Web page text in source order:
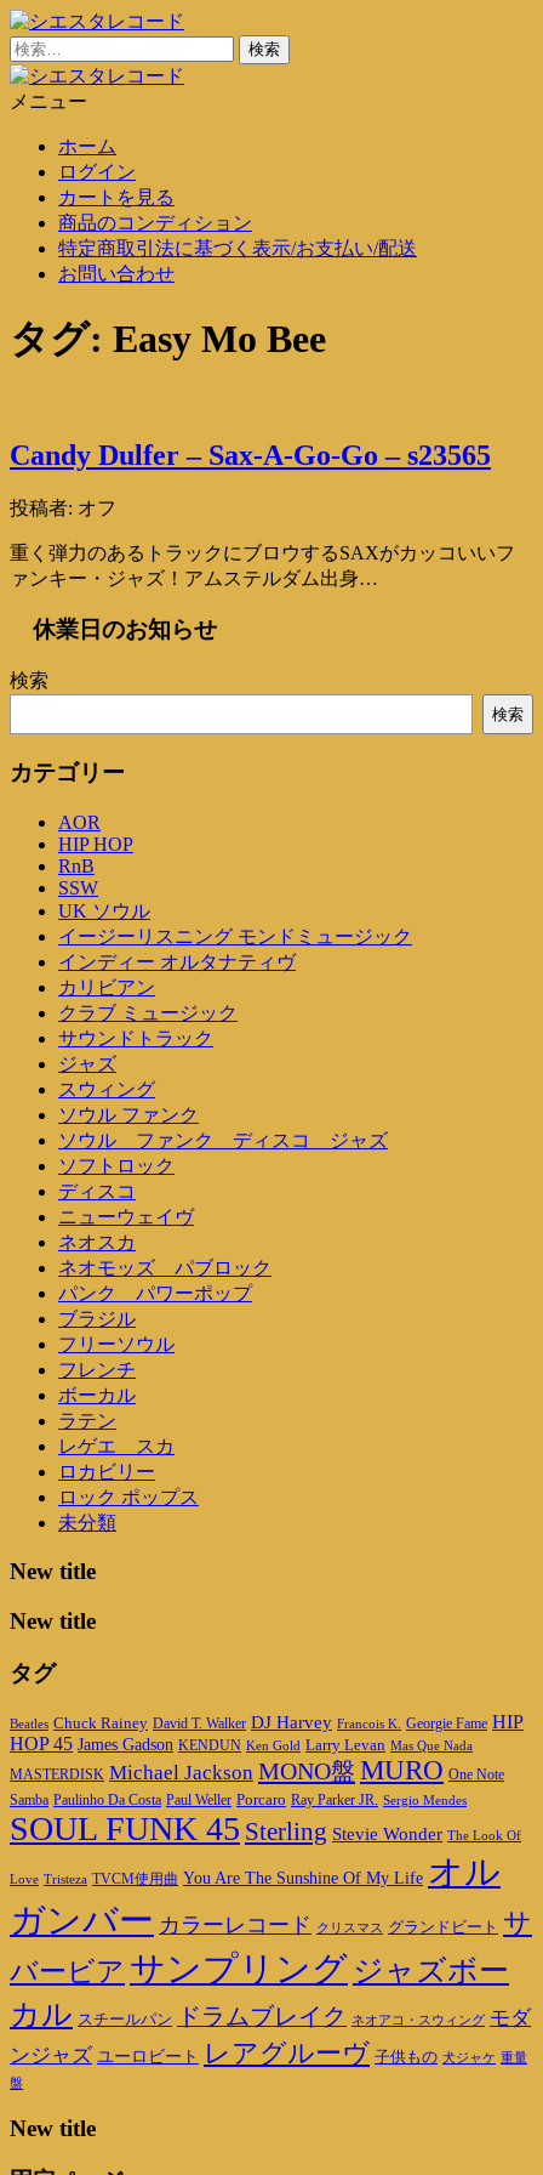
コ
ン
テ
ン
シエスタレコード
中古レコード通販
検
索:
メニュー
ホーム
ログイン
カートを見る
商品のコンディション
特定商取引法に基づく表示/お支払い/配送
お問い合わせ
タグ: Easy Mo Bee
Candy Dulfer – Sax-A-Go-Go – s23565
投稿者: オフ
重く弾力のあるトラックにブロウするSAXがカッコいいフ
ァンキー・ジャズ！アムステルダム出身…
休業日のお知らせ
検索
検索
カテゴリー
AOR
HIP HOP
RnB
SSW
UK ソウル
イージーリスニング モンドミュージック
インディー オルタナティヴ
カリビアン
クラブ ミュージック
サウンドトラック
ジャズ
スウィング
ソウル ファンク
ソウル ファンク ディスコ ジャズ
ソフトロック
ディスコ
ニューウェイヴ
ネオスカ
ネオモッズ パブロック
パンク パワーポップ
ブラジル
フリーソウル
フレンチ
ボーカル
ラテン
レゲエ スカ
ロカビリー
ロック ポップス
未分類
New title
New title
タグ
Beatles Chuck Rainey David T. Walker DJ Harvey Francois K. Georgie Fame HIP
HOP 45 James Gadson KENDUN Ken Gold Larry Levan Mas Que Nada
MASTERDISK Michael Jackson MONO盤 MURO One Note
Samba Paulinho Da Costa Paul Weller Porcaro Ray Parker JR. Sergio Mendes
SOUL FUNK 45 Sterling Stevie Wonder The Look Of
Love Tristeza TVCM使用曲 You Are The Sunshine Of My Life オル
ガンバー カラーレコード クリスマス グランドビート サ
バービア サンプリング ジャズボー
カル スチールパン ドラムブレイク ネオアコ・スウィング モダ
ンジャズ ユーロビート レアグルーヴ 子供もの 犬ジャケ 重量
盤
New title